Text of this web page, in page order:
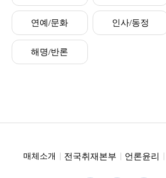
연예/문화 인사/동정
해명/반론
매체소개 전국취재본부 언론윤리